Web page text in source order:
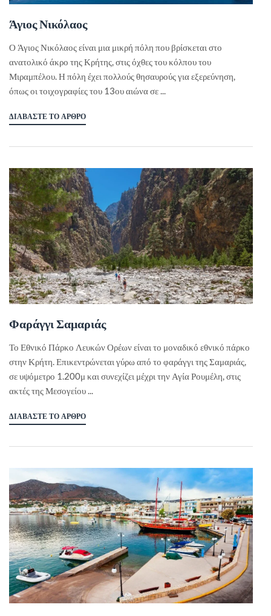
Άγιος Νικόλαος
Ο Άγιος Νικόλαος είναι μια μικρή πόλη που βρίσκεται στο
ανατολικό άκρο της Κρήτης, στις όχθες του κόλπου του
Μιραμπέλου. Η πόλη έχει πολλούς θησαυρούς για εξερεύνηση,
όπως οι τοιχογραφίες του 13ου αιώνα σε ...
ΔΙΑΒΆΣΤΕ ΤΟ ΆΡΘΡΟ
Φαράγγι Σαμαριάς
Το Εθνικό Πάρκο Λευκών Ορέων είναι το μοναδικό εθνικό πάρκο
στην Κρήτη. Επικεντρώνεται γύρω από το φαράγγι της Σαμαριάς,
σε υψόμετρο 1.200μ και συνεχίζει μέχρι την Αγία Ρουμέλη, στις
ακτές της Μεσογείου ...
ΔΙΑΒΆΣΤΕ ΤΟ ΆΡΘΡΟ